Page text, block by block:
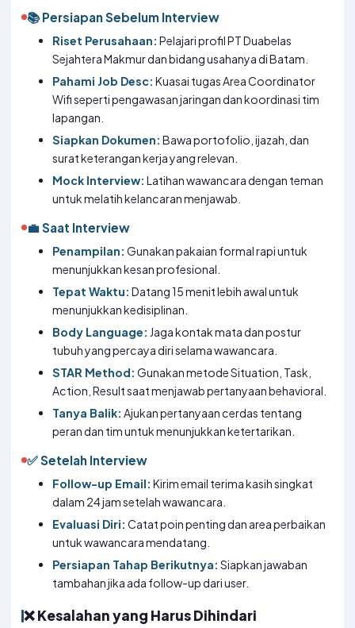
📚 Persiapan Sebelum Interview
Riset Perusahaan: Pelajari profil PT Duabelas
Sejahtera Makmur dan bidang usahanya di Batam.
Pahami Job Desc: Kuasai tugas Area Coordinator
Wifi seperti pengawasan jaringan dan koordinasi tim
lapangan.
Siapkan Dokumen: Bawa portofolio, ijazah, dan
surat keterangan kerja yang relevan.
Mock Interview: Latihan wawancara dengan teman
untuk melatih kelancaran menjawab.
💼 Saat Interview
Penampilan: Gunakan pakaian formal rapi untuk
menunjukkan kesan profesional.
Tepat Waktu: Datang 15 menit lebih awal untuk
menunjukkan kedisiplinan.
Body Language: Jaga kontak mata dan postur
tubuh yang percaya diri selama wawancara.
STAR Method: Gunakan metode Situation, Task,
Action, Result saat menjawab pertanyaan behavioral.
Tanya Balik: Ajukan pertanyaan cerdas tentang
peran dan tim untuk menunjukkan ketertarikan.
✅ Setelah Interview
Follow-up Email: Kirim email terima kasih singkat
dalam 24 jam setelah wawancara.
Evaluasi Diri: Catat poin penting dan area perbaikan
untuk wawancara mendatang.
Persiapan Tahap Berikutnya: Siapkan jawaban
tambahan jika ada follow-up dari user.
❌ Kesalahan yang Harus Dihindari